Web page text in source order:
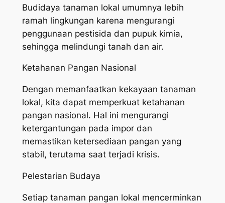
Budidaya tanaman lokal umumnya lebih
ramah lingkungan karena mengurangi
penggunaan pestisida dan pupuk kimia,
sehingga melindungi tanah dan air.
Ketahanan Pangan Nasional
Dengan memanfaatkan kekayaan tanaman
lokal, kita dapat memperkuat ketahanan
pangan nasional. Hal ini mengurangi
ketergantungan pada impor dan
memastikan ketersediaan pangan yang
stabil, terutama saat terjadi krisis.
Pelestarian Budaya
Setiap tanaman pangan lokal mencerminkan